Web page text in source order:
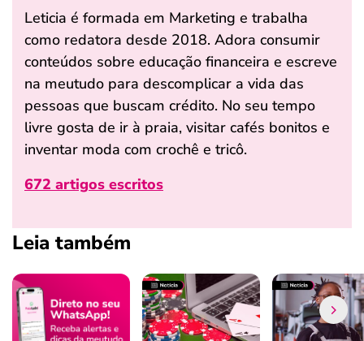
Leticia é formada em Marketing e trabalha
como redatora desde 2018. Adora consumir
conteúdos sobre educação financeira e escreve
na meutudo para descomplicar a vida das
pessoas que buscam crédito. No seu tempo
livre gosta de ir à praia, visitar cafés bonitos e
inventar moda com crochê e tricô.
672 artigos escritos
Leia também